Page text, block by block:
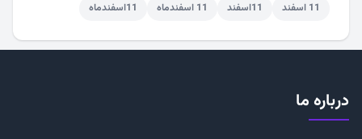
11 اسفند
11اسفند 11 اسفندماه 11اسفندماه
درباره ما